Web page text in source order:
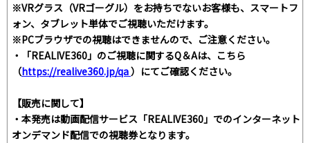
※VRグラス（VRゴーグル）をお持ちでないお客様も、スマートフ
ォン、タブレット単体でご視聴いただけます。
※PCブラウザでの視聴はできませんので、ご注意ください。
・「REALIVE360」のご視聴に関するQ＆Aは、こちら
（https://realive360.jp/qa）にてご確認ください。
【販売に関して】
・本発売は動画配信サービス「REALIVE360」でのインターネット
オンデマンド配信での視聴券となります。